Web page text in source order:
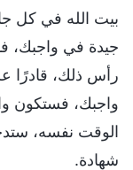
بيت الله في كل
جيدة في واجبك،
رأس ذلك،
واجبك، فستكون
الوقت نفسه،
شهادة.